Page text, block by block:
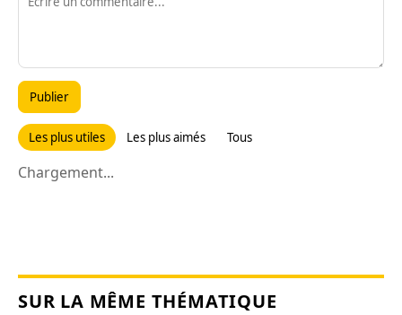
Publier
Les plus utiles Les plus aimés Tous
Chargement...
SUR LA MÊME THÉMATIQUE